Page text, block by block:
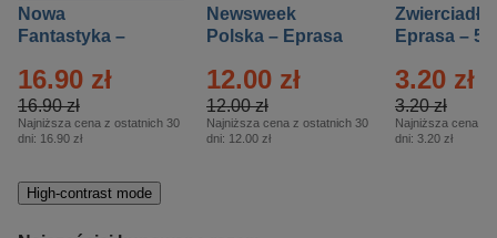
Nowa
Fantastyka –
16.90 zł
16.90 zł
Najniższa cena z ostatnich 30
dni: 16.90 zł
Newsweek
Polska – Eprasa
12.00 zł
12.00 zł
Najniższa cena z ostatnich 30
dni: 12.00 zł
Zwierciadło
Eprasa – 5/
3.20 zł
3.20 zł
Najniższa cena z
dni: 3.20 zł
High-contrast mode